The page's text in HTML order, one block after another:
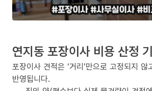
연지동 포장이사 비용 산정
포장이사 견적은 ‘거리’만으로 고정되지
반영됩니다.